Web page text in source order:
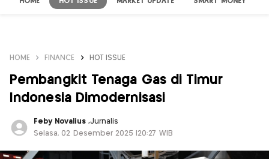
HOME FINANCE HOT ISSUE
Pembangkit Tenaga Gas di Timur
Indonesia Dimodernisasi
Feby Novalius ,Jurnalis
Selasa, 02 Desember 2025 |20:27 WIB